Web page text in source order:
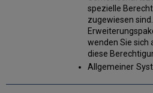
Erweiterungsstapeln
spezielle
zugewiesen
wenden Sie sich
diese
Allgemeiner